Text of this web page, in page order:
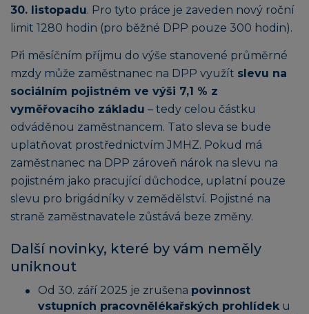
30. listopadu. Pro tyto práce je zaveden nový roční
limit 1280 hodin (pro běžné DPP pouze 300 hodin).
Při měsíčním příjmu do výše stanovené průměrné
mzdy může zaměstnanec na DPP využít slevu na
sociálním pojistném ve výši 7,1 % z
vyměřovacího základu – tedy celou částku
odváděnou zaměstnancem. Tato sleva se bude
uplatňovat prostřednictvím JMHZ. Pokud má
zaměstnanec na DPP zároveň nárok na slevu na
pojistném jako pracující důchodce, uplatní pouze
slevu pro brigádníky v zemědělství. Pojistné na
straně zaměstnavatele zůstává beze změny.
Další novinky, které by vám neměly
uniknout
Od 30. září 2025 je zrušena povinnost
vstupních pracovnělékařských prohlídek u